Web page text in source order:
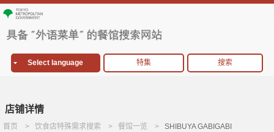
Select language 特集 搜索
店铺详情
首页 饮食店特殊需求搜索 餐馆一览 SHIBUYA GABIGABI